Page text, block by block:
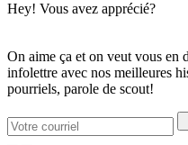
Hey! Vous avez apprécié?
On aime ça et on veut vous en
infolettre avec nos meilleures
pourriels, parole de scout!